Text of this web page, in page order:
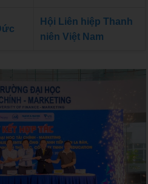
Hội Liên hiệp Thanh
niên Việt Nam